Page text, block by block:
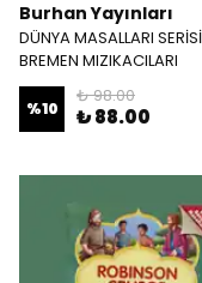
Burhan Yayınları
DÜNYA MASALLARI SERİSİ
BREMEN MIZIKACILARI
%10
₺ 98.00
₺ 88.00